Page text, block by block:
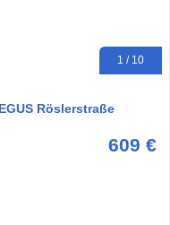
1 / 10
Röslerstraße
609 €